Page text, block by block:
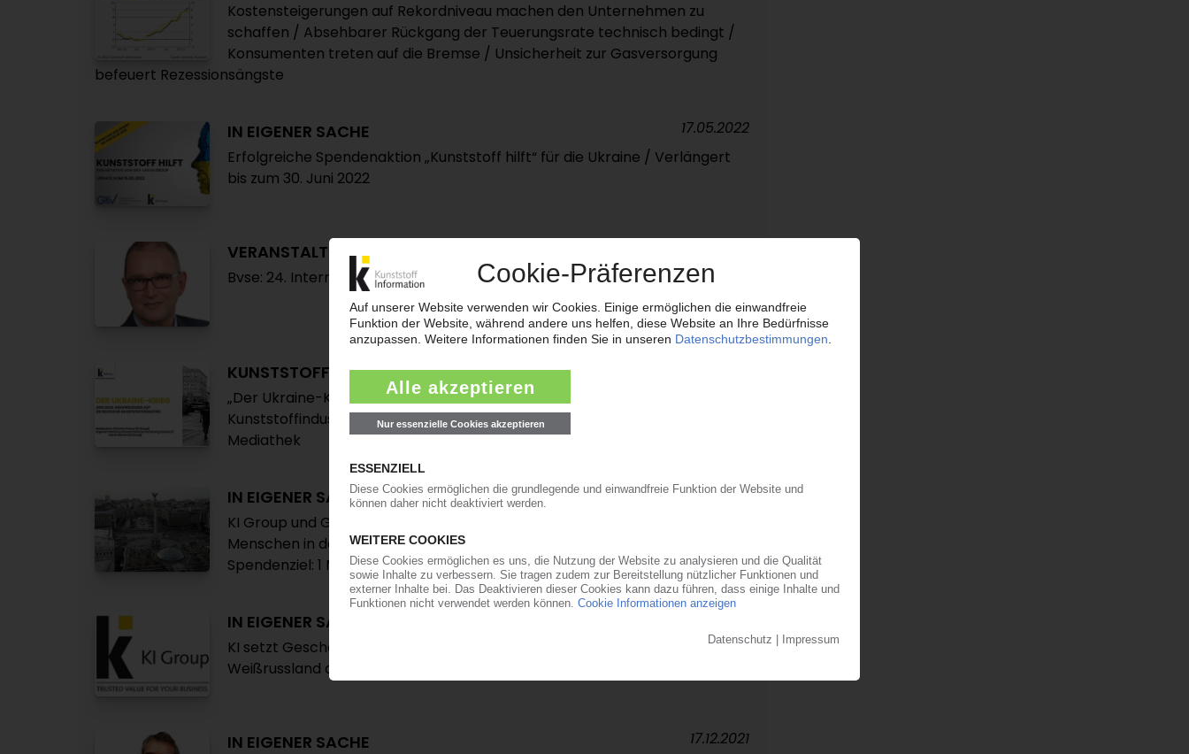
Kostensteigerungen auf Rekordniveau machen den Unternehmen zu
schaffen / Absehbarer Rückgang der Teuerungsrate technisch bedingt /
Konsumenten treten auf die Bremse / Unsicherheit zur Gasversorgung
befeuert Rezessionsängste
IN EIGENER SACHE
Erfolgreiche Spendenaktion „Kunststoff hilft“ für die Ukraine / Verlängert
bis zum 30. Juni 2022
17.05.2022
VERANSTALTUNGEN
Bvse: 24. Internationaler Altkunststofftag in Neuss
KUNSTSTOFFBRANCHE
„Der Ukraine-Krieg und seine Auswirkungen auf die deutsche
Kunststoffindustrie“ / Der Mitschnitt des KI Group-Webinars in der
Mediathek
IN EIGENER SACHE
KI Group und GKV starten Spendenaktion „Kunststoff hilft“ für die
Menschen in der Ukraine / Hilfsbereitschaft der Branche bündeln /
Spendenziel: 1 Million Euro
07.03.2022
IN EIGENER SACHE
KI setzt Geschäftsbeziehungen zu Unternehmen in Russland und
Weißrussland aus
IN EIGENER SACHE 17.12.2021